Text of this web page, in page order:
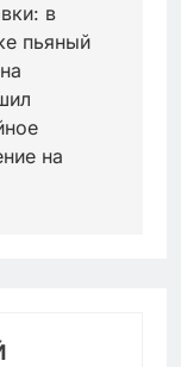
в
пьяный
на